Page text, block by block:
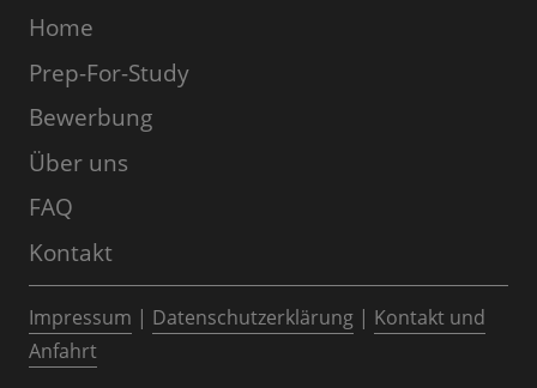
Home
Prep-For-Study
Bewerbung
Über uns
FAQ
Kontakt
Impressum | Datenschutzerklärung | Kontakt und
Anfahrt